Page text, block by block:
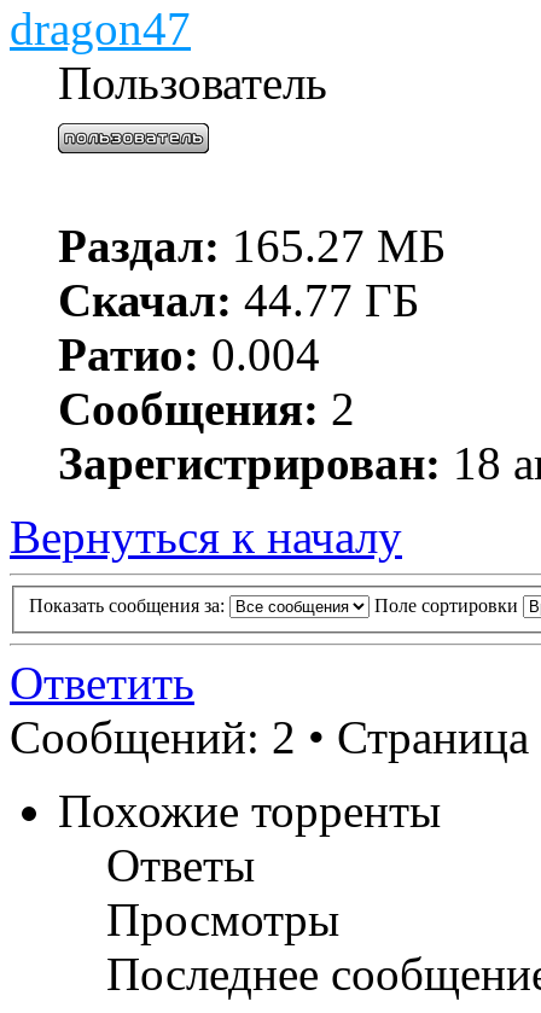
dragon47
Пользователь
Раздал: 165.27 МБ
Скачал: 44.77 ГБ
Ратио: 0.004
Сообщения: 2
Зарегистрирован: 18
Вернуться к началу
Показать сообщения за: Поле сортировки
Ответить
Сообщений: 2 • Страница
Похожие торренты
Ответы
Просмотры
Последнее